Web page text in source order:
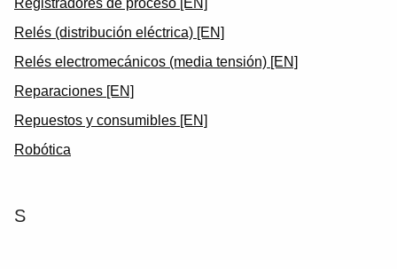
Relés (distribución eléctrica) [EN]
Relés electromecánicos (media tensión) [EN]
Reparaciones [EN]
Repuestos y consumibles [EN]
Robótica
S